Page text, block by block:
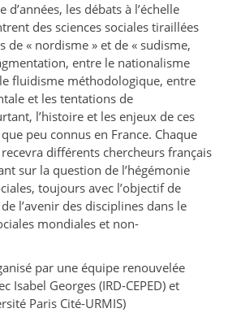
les débats à l’échelle
des sciences sociales tiraillées
de « nordisme » et de « sudisme,
entre le nationalisme
fluidisme méthodologique, entre
et les tentations de
l’histoire et les enjeux de ces
peu connus en France. Chaque
différents chercheurs français
sur la question de l’hégémonie
toujours avec l’objectif de
l’avenir des disciplines dans le
mondiales et non-
par une équipe renouvelée
Isabel Georges (IRD-CEPED) et
Paris Cité-URMIS)